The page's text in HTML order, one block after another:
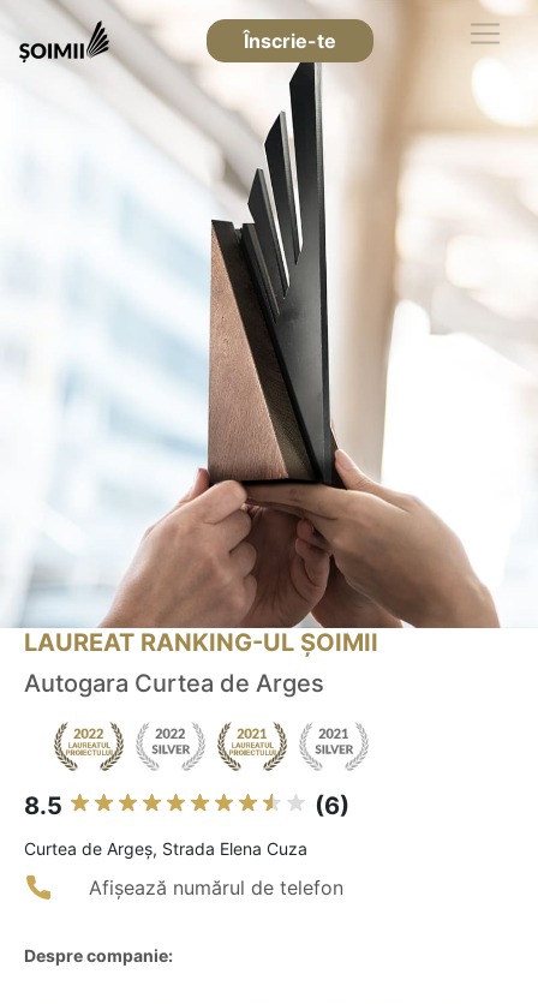
Înscrie-te
LAUREAT RANKING-UL ȘOIMII
Autogara Curtea de Arges
8.5 (6)
Curtea de Argeş, Strada Elena Cuza
Afișează numărul de telefon
Despre companie: